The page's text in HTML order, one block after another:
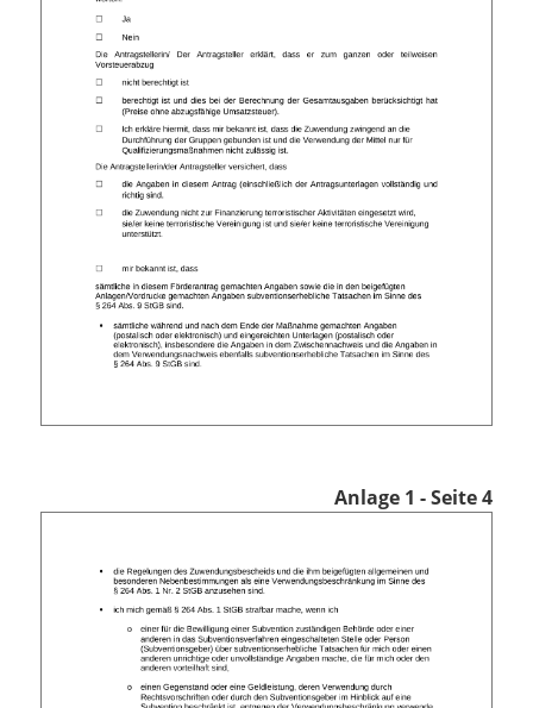
Anlage 1 - Seite 4